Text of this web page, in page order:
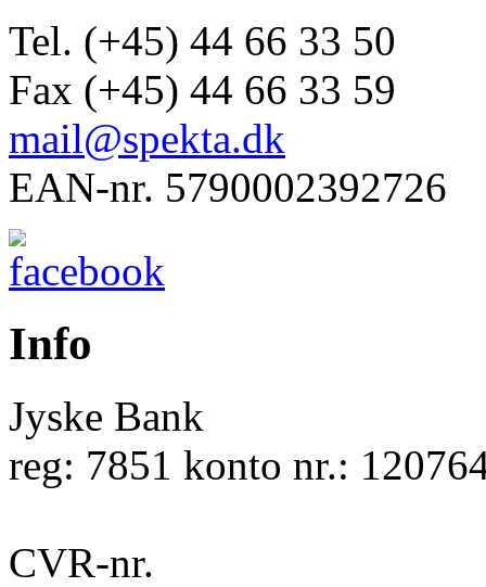
Tel. (+45) 44 66 33 50
Fax (+45) 44 66 33 59
mail@spekta.dk
EAN-nr. 5790002392726
Info
Jyske Bank
reg: 7851 konto nr.:
CVR-nr.